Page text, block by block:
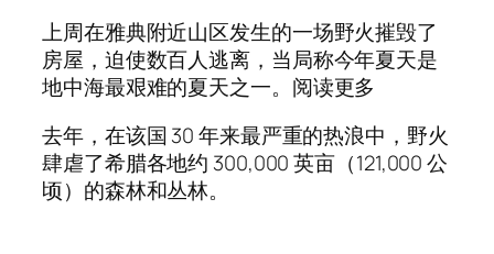
上周在雅典附近山区发生的一场野火摧毁了
房屋，迫使数百人逃离，当局称今年夏天是
地中海最艰难的夏天之一。阅读更多
去年，在该国 30 年来最严重的热浪中，野火
肆虐了希腊各地约 300,000 英亩（121,000 公
顷）的森林和丛林。